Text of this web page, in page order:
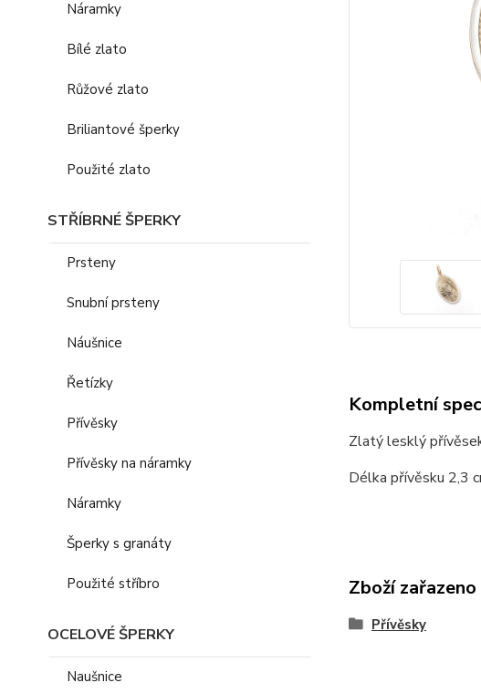
Náramky
Bílé zlato
Růžové zlato
Briliantové šperky
Použité zlato
STŘÍBRNÉ ŠPERKY
Prsteny
Snubní prsteny
Náušnice
Řetízky
Přívěsky
Přívěsky na náramky
Náramky
Šperky s granáty
Použité stříbro
OCELOVÉ ŠPERKY
Naušnice
Kompletní
Zlatý lesklý
Délka přívěsku 2,3
Zboží
Přívěsky